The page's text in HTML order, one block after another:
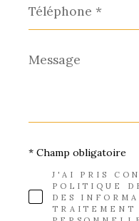
*
Message
*
J'AI PRIS
POLITIQUE
DES
TRAITEMENT
* Champ obligatoire